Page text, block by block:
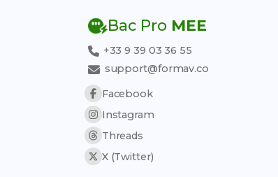
Bac Pro MEE
+33 9 39 03 36 55
support@formav.co
Facebook
Instagram
Threads
X (Twitter)